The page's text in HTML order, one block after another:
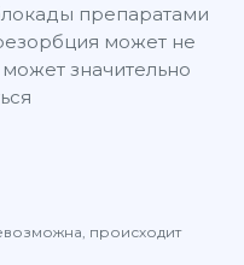
препаратами
может не
значительно
происходит